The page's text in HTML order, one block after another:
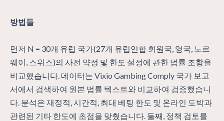
방법들
먼저 N = 30개 유럽 국가(27개 유럽연합 회원국, 영국, 노르
웨이, 스위스)의 사전 약정 및 한도 설정에 관한 법률 조항을
비교했습니다. 데이터는 Vixio Gambing Comply 국가 보고
서에서 검색하여 원본 법률 텍스트와 비교하여 검증했습니
다. 분석은 재정적, 시간적, 최대 베팅 한도 및 온라인 도박과
관련된 기타 한도에 초점을 맞췄습니다. 둘째, 정책 검토를